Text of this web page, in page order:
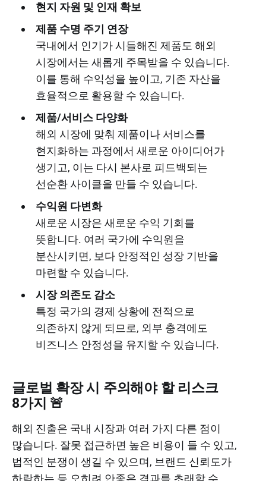
현지 자원 및 인재 확보
제품 수명 주기 연장
국내에서 인기가 시들해진 제품도 해외
시장에서는 새롭게 주목받을 수 있습니다.
이를 통해 수익성을 높이고, 기존 자산을
효율적으로 활용할 수 있습니다.
제품/서비스 다양화
해외 시장에 맞춰 제품이나 서비스를
현지화하는 과정에서 새로운 아이디어가
생기고, 이는 다시 본사로 피드백되는
선순환 사이클을 만들 수 있습니다.
수익원 다변화
새로운 시장은 새로운 수익 기회를
뜻합니다. 여러 국가에 수익원을
분산시키면, 보다 안정적인 성장 기반을
마련할 수 있습니다.
시장 의존도 감소
특정 국가의 경제 상황에 전적으로
의존하지 않게 되므로, 외부 충격에도
비즈니스 안정성을 유지할 수 있습니다.
글로벌 확장 시 주의해야 할 리스크
8가지 🚨
해외 진출은 국내 시장과 여러 가지 다른 점이
많습니다. 잘못 접근하면 높은 비용이 들 수 있고,
법적인 분쟁이 생길 수 있으며, 브랜드 신뢰도가
하락하는 등 오히려 안좋은 결과를 초래할 수